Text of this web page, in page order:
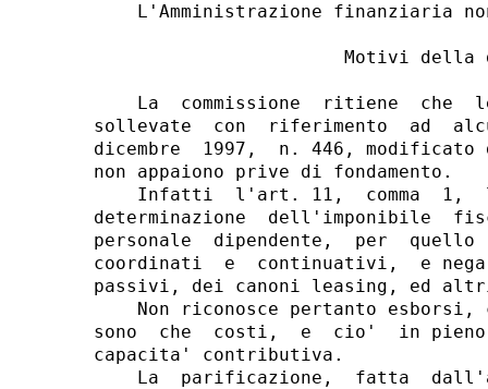
L'Amministrazione finanziaria
Motivi della
La  commissione  ritiene  che
sollevate  con  riferimento  ad
dicembre  1997,  n. 446,
non appaiono prive di fondamento.
Infatti  l'art. 11,  comma  1,
determinazione  dell'imponibile
personale  dipendente,  per
coordinati  e  continuativi,  e
passivi, dei canoni leasing, ed
Non riconosce pertanto esborsi,
sono  che  costi,  e  cio'  in
capacita' contributiva.
La  parificazione,  fatta